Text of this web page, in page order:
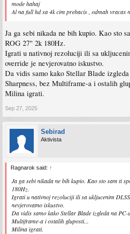
mode hahaj
Al na full hd sa 4k cim prebacis , odmah vracas
Ja ga sebi nikada ne bih kupio. Kao sto
ROG 27" 2k 180Hz.
Igrati u nativnoj rezoluciji ili sa
override je nevjerovatno iskustvo.
Da vidis samo kako Stellar Blade
Sharpness, bez Multiframe-a i ostalih
Milina igrati.
Sep 27, 2025
Sebirad
Aktivista
Ragnarok said: ↑
Ja ga sebi nikada ne bih kupio. Kao sto sam ti
180Hz.
Igrati u nativnoj rezoluciji ili sa ukljucenim
nevjerovatno iskustvo.
Da vidis samo kako Stellar Blade izgleda na
Multiframe-a i ostalih gluposti...
Milina igrati.